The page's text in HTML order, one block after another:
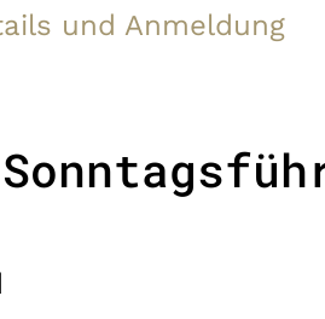
und Anmeldung